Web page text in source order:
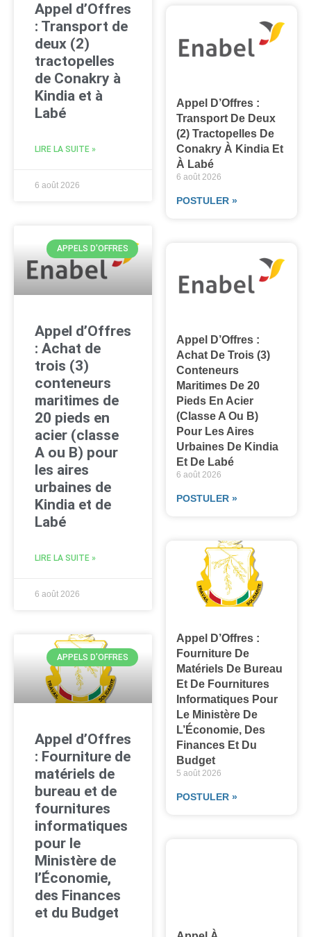
Appel d’Offres
: Transport de
deux (2)
tractopelles
de Conakry à
Kindia et à
Labé
LIRE LA SUITE »
6 août 2026
APPELS D'OFFRES
Appel d’Offres
: Achat de
trois (3)
conteneurs
maritimes de
20 pieds en
acier (classe
A ou B) pour
les aires
urbaines de
Kindia et de
Labé
LIRE LA SUITE »
6 août 2026
APPELS D'OFFRES
Appel d’Offres
: Fourniture de
matériels de
bureau et de
fournitures
informatiques
pour le
Ministère de
l’Économie,
des Finances
et du Budget
Appel D’Offres :
Transport De Deux
(2) Tractopelles De
Conakry À Kindia Et
À Labé
6 août 2026
POSTULER »
Appel D’Offres :
Achat De Trois (3)
Conteneurs
Maritimes De 20
Pieds En Acier
(classe A Ou B)
Pour Les Aires
Urbaines De Kindia
Et De Labé
6 août 2026
POSTULER »
Appel D’Offres :
Fourniture De
Matériels De Bureau
Et De Fournitures
Informatiques Pour
Le Ministère De
L’Économie, Des
Finances Et Du
Budget
5 août 2026
POSTULER »